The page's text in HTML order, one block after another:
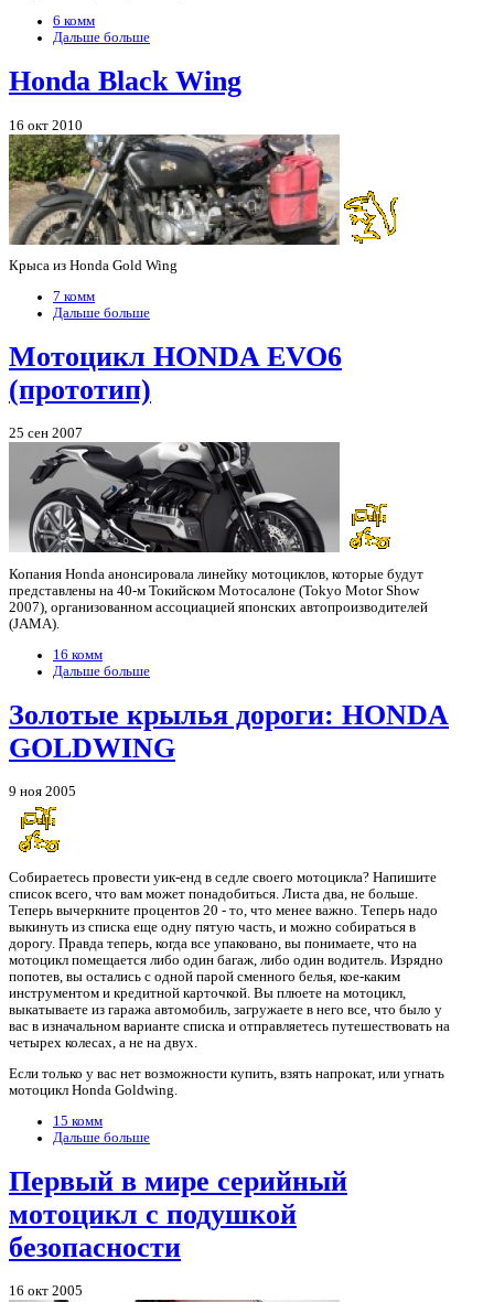
6 комм
Дальше больше
Honda Black Wing
16 окт 2010
Крыса из Honda Gold Wing
7 комм
Дальше больше
Мотоцикл HONDA EVO6
(прототип)
25 сен 2007
Копания Honda анонсировала линейку мотоциклов, которые будут
представлены на 40-м Токийском Мотосалоне (Tokyo Motor Show
2007), организованном ассоциацией японских автопроизводителей
(JAMA).
16 комм
Дальше больше
Золотые крылья дороги: HONDA
GOLDWING
9 ноя 2005
Собираетесь провести уик-енд в седле своего мотоцикла? Напишите
список всего, что вам может понадобиться. Листа два, не больше.
Теперь вычеркните процентов 20 - то, что менее важно. Теперь надо
выкинуть из списка еще одну пятую часть, и можно собираться в
дорогу. Правда теперь, когда все упаковано, вы понимаете, что на
мотоцикл помещается либо один багаж, либо один водитель. Изрядно
попотев, вы остались с одной парой сменного белья, кое-каким
инструментом и кредитной карточкой. Вы плюете на мотоцикл,
выкатываете из гаража автомобиль, загружаете в него все, что было у
вас в изначальном варианте списка и отправляетесь путешествовать на
четырех колесах, а не на двух.
Если только у вас нет возможности купить, взять напрокат, или угнать
мотоцикл Honda Goldwing.
15 комм
Дальше больше
Первый в мире серийный
мотоцикл с подушкой
безопасности
16 окт 2005